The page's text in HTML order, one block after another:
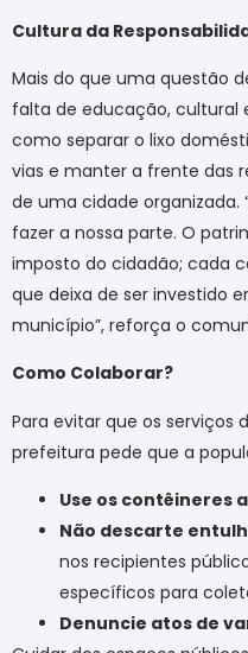
Cultura da
Mais do que uma questão
falta de educação, cultural
como separar o lixo
vias e manter a frente das
de uma cidade organizada.
fazer a nossa parte. O
imposto do cidadão; cada
que deixa de ser investido
município”, reforça o
Como Colaborar?
Para evitar que os serviços
prefeitura pede que a
Use os contêineres
Não descarte
nos recipientes
específicos para
Denuncie atos de